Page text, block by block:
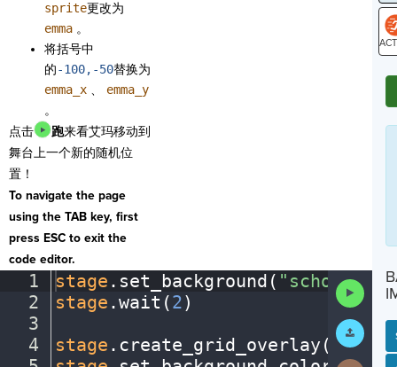
sprite更改为
emma 。
将括号中
的-100,-50替换为
emma_x 、 emma_y
。
点击
跑来看艾玛移动到
舞台上一个新的随机位
置！
To navigate the page
using the TAB key, first
press ESC to exit the
code editor.
1
2
3
4
stage . set_background(
stage .wait(2)
stage . create_grid_overlay( 50,·
Code
Submit
Work